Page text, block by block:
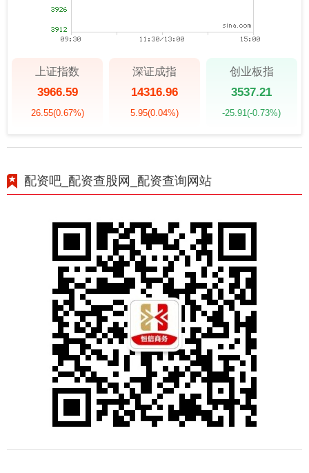
上证指数
3966.59
26.55(0.67%)
深证成指
14316.96
5.95(0.04%)
创业板指
3537.21
-25.91(-0.73%)
配资吧_配资查股网_配资查询网站